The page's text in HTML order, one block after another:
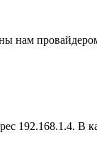
нам
192.168.1.4. В